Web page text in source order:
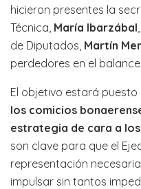
hicieron presentes la
Técnica, María Ibarzábal
de Diputados, Martín
perdedores en el
El objetivo estará puesto
los comicios
estrategia de cara a
son clave para que el
representación
impulsar sin tantos